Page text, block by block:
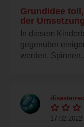
Grundidee
der
In diesem
gegenüber
werden.